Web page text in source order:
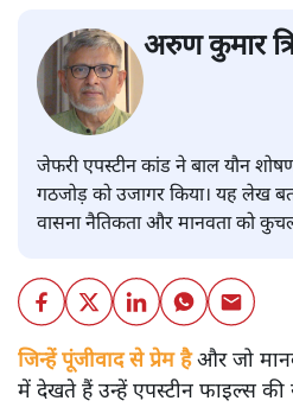
अरुण कुमार
जेफरी एपस्टीन कांड ने बाल यौन
गठजोड़ को उजागर किया। यह लेख
वासना नैतिकता और मानवता को
जिन्हें पूंजीवाद से प्रेम हैऔर जो
में देखते हैं उन्हें एपस्टीन फाइल्स की